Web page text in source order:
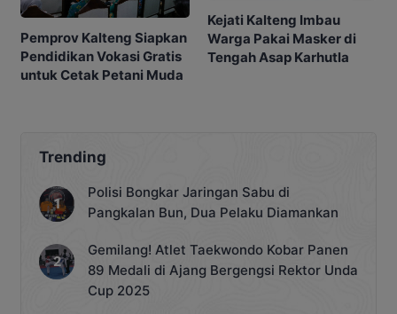
Pemprov Kalteng Siapkan
Pendidikan Vokasi Gratis
untuk Cetak Petani Muda
Kejati Kalteng Imbau
Warga Pakai Masker di
Tengah Asap Karhutla
Trending
Polisi Bongkar Jaringan Sabu di
Pangkalan Bun, Dua Pelaku Diamankan
Gemilang! Atlet Taekwondo Kobar Panen
89 Medali di Ajang Bergengsi Rektor Unda
Cup 2025